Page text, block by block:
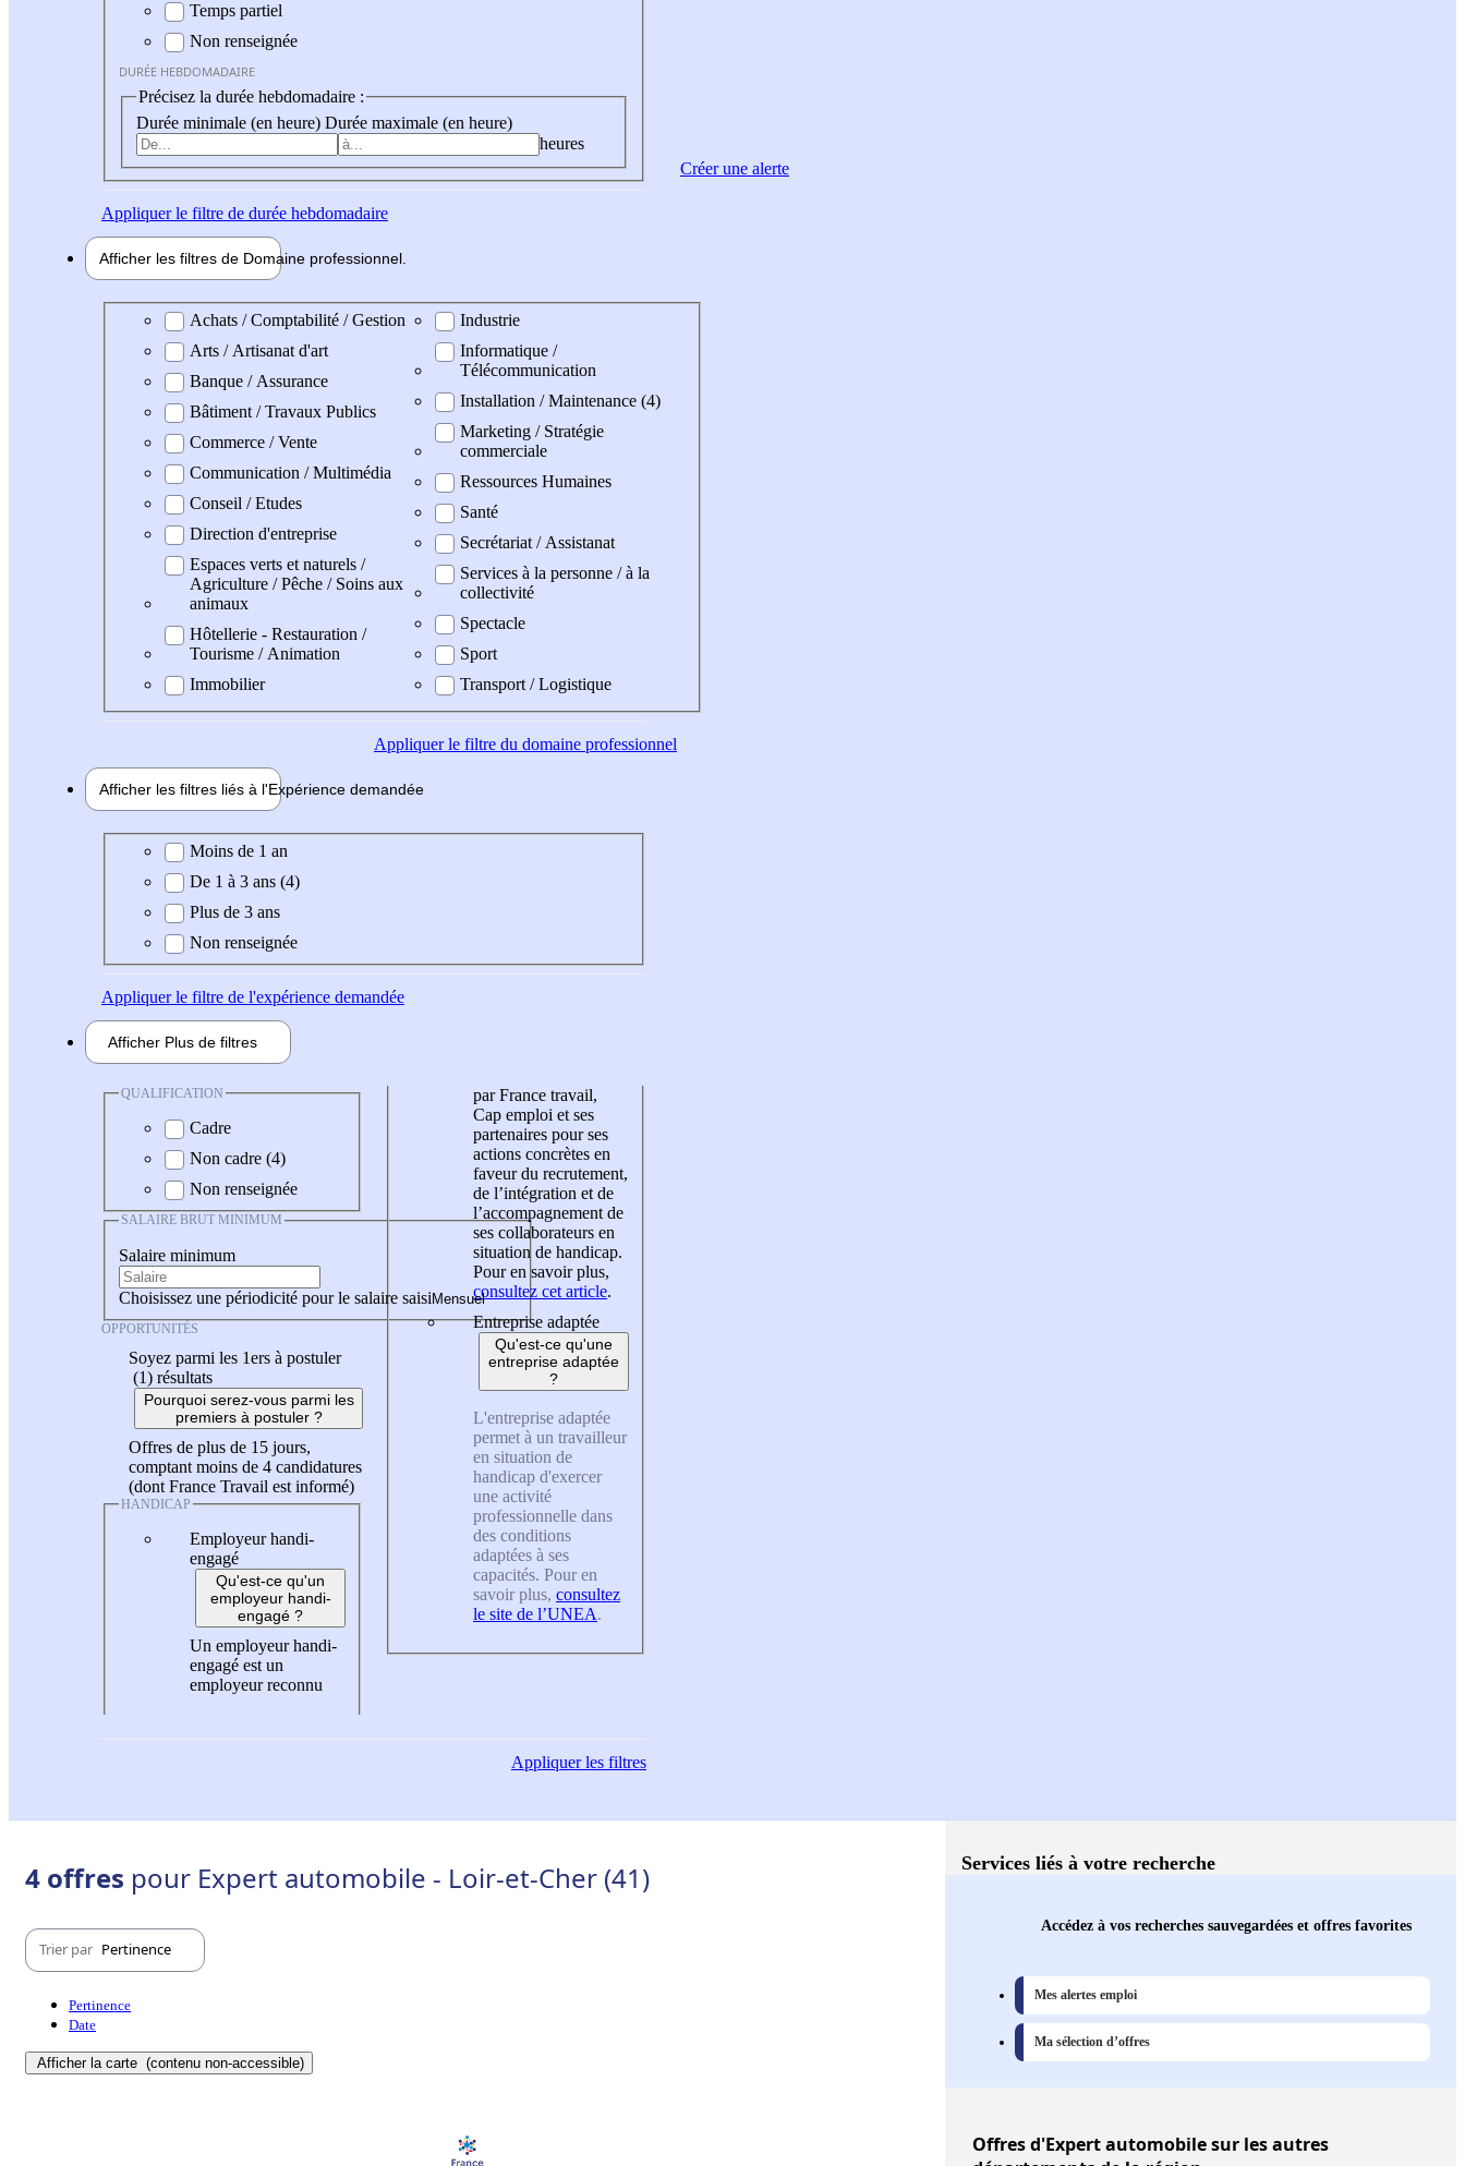
Temps partiel
Non renseignée
DURÉE HEBDOMADAIRE
Précisez la durée hebdomadaire :
Durée minimale (en heure) Durée maximale (en heure)
heures
Appliquerle filtre de durée hebdomadaire
Afficher les filtres de Domaine professionnel
Domaine professionel
Achats / Comptabilité / Gestion
Arts / Artisanat d'art
Banque / Assurance
Bâtiment / Travaux Publics
Commerce / Vente
Communication / Multimédia
Conseil / Etudes
Direction d'entreprise
Espaces verts et naturels /
Agriculture / Pêche / Soins aux
animaux
Hôtellerie - Restauration /
Tourisme / Animation
Immobilier
Industrie
Informatique /
Télécommunication
Installation / Maintenance (4)
Marketing / Stratégie
commerciale
Ressources Humaines
Santé
Secrétariat / Assistanat
Services à la personne / à la
collectivité
Spectacle
Sport
Transport / Logistique
Appliquerle filtre du domaine professionnel
Afficher les filtres liés à l'Expérience demandée
Expérience demandée
Moins de 1 an
De 1 à 3 ans (4)
Plus de 3 ans
Non renseignée
Appliquerle filtre de l'expérience demandée
Afficher Plus de filtres
QUALIFICATION
Cadre
Non cadre (4)
Non renseignée
SALAIRE BRUT MINIMUM
Salaire minimum
Choisissez une périodicité pour le salaire saisi
OPPORTUNITÉS
Soyez parmi les 1ers à postuler
(1) résultats
Pourquoi serez-vous parmi les
premiers à postuler ?
Offres de plus de 15 jours,
comptant moins de 4 candidatures
(dont France Travail est informé)
HANDICAP
Employeur handi-
engagé
Qu'est-ce qu'un
employeur handi-
engagé ?
Un employeur handi-
engagé est un
employeur reconnu
par France travail,
Cap emploi et ses
partenaires pour ses
actions concrètes en
faveur du recrutement,
de l’intégration et de
l’accompagnement de
ses collaborateurs en
situation de handicap.
Pour en savoir plus,
consultez cet article.
Entreprise adaptée
Qu'est-ce qu'une
entreprise adaptée
?
L'entreprise adaptée
permet à un travailleur
en situation de
handicap d'exercer
une activité
professionnelle dans
des conditions
adaptées à ses
capacités. Pour en
savoir plus, consultez
le site de l’UNEA.
Appliquerles filtres
Créer une alerte
4 offres pour Expert automobile - Loir-et-Cher (41)
Trier par Pertinence
Pertinence
Date
Afficher la carte (contenu non-accessible)
Services liés à votre recherche
Accédez à vos recherches sauvegardées et offres favorites
Mes alertes emploi
Ma sélection d’offres
Offresd'Expert automobile sur les autres